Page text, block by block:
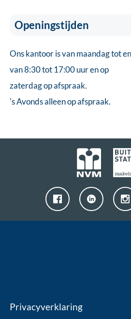
Openingstijden
Ons kantoor is van maandag tot
van 8:30 tot 17:00 uur en op
zaterdag op afspraak.
's Avonds alleen op afspraak.
Privacyverklaring